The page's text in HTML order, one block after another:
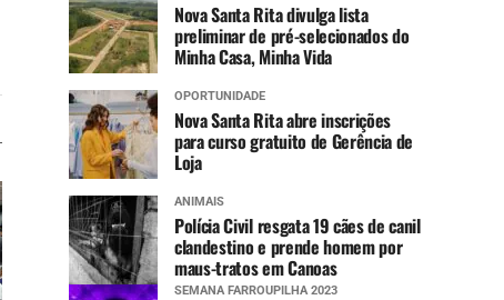
Nova Santa Rita divulga lista
preliminar de pré-selecionados do
Minha Casa, Minha Vida
OPORTUNIDADE
Nova Santa Rita abre inscrições
para curso gratuito de Gerência de
Loja
ANIMAIS
Polícia Civil resgata 19 cães de canil
clandestino e prende homem por
maus-tratos em Canoas
SEMANA FARROUPILHA 2023